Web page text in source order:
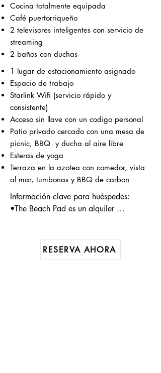
Cocina totalmente equipada
Café puertorriqueño​
2 televisores inteligentes con servicio de
streaming
2 baños con duchas
1 lugar de estacionamiento asignado
Espacio de trabajo
Starlink Wifi (servicio rápido y
consistente)
Acceso sin llave con un codigo personal
Patio privado cercado con una mesa de
picnic, BBQ y ducha al aire libre
Esteras de yoga
Terraza en la azotea con comedor, vista
al mar, tumbonas y BBQ de carbon
Información clave para huéspedes:
•The Beach Pad es un alquiler
contamos con personal en la propiedad
RESERVA AHORA